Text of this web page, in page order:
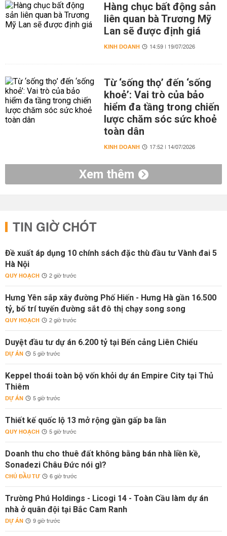
Hàng chục bất động sản
liên quan bà Trương Mỹ
Lan sẽ được định giá
KINH DOANH 14:59 | 19/07/2026
Từ ‘sống thọ’ đến ‘sống
khoẻ’: Vai trò của bảo
hiểm đa tầng trong chiến
lược chăm sóc sức khoẻ
toàn dân
KINH DOANH 17:52 | 14/07/2026
Xem thêm
TIN GIỜ CHÓT
Đề xuất áp dụng 10 chính sách đặc thù đầu tư Vành đai 5
Hà Nội
QUY HOẠCH 2 giờ trước
Hưng Yên sắp xây đường Phố Hiến - Hưng Hà gần 16.500
tỷ, bố trí tuyến đường sắt đô thị chạy song song
QUY HOẠCH 2 giờ trước
Duyệt đầu tư dự án 6.200 tỷ tại Bến cảng Liên Chiểu
DỰ ÁN 5 giờ trước
Keppel thoái toàn bộ vốn khỏi dự án Empire City tại Thủ
Thiêm
DỰ ÁN 5 giờ trước
Thiết kế quốc lộ 13 mở rộng gần gấp ba lần
QUY HOẠCH 5 giờ trước
Doanh thu cho thuê đất không bằng bán nhà liền kề,
Sonadezi Châu Đức nói gì?
CHỦ ĐẦU TƯ 6 giờ trước
Trường Phú Holdings - Licogi 14 - Toàn Cầu làm dự án
nhà ở quân đội tại Bắc Cam Ranh
DỰ ÁN 9 giờ trước